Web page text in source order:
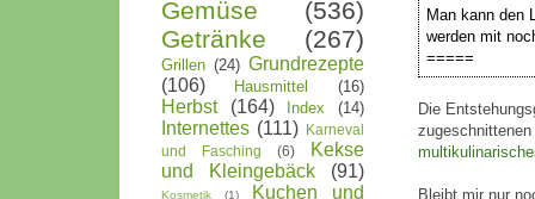
Man kann den
werden mit
=====
Die
zugeschnittenen
Bleibt mir nur
Gemüse
(536)
Getränke
(267)
Grillen (24) Grundrezepte
(106)
Hausmittel (16)
Herbst (164) Index (14)
Internettes (111)
Karneval
und Fasching
(6)
Kekse
und Kleingebäck
(91)
Kosmetik (1)
Kuchen und